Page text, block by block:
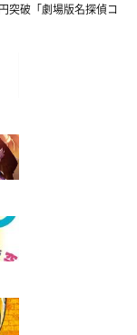
突破「劇場版名探偵コ